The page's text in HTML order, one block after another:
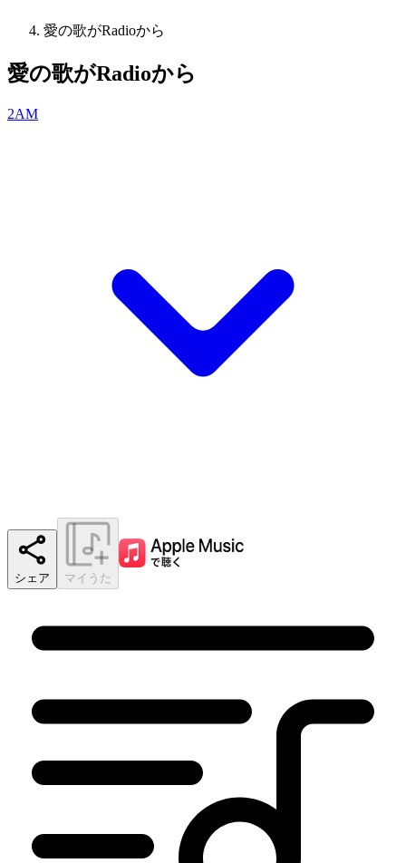
愛の歌がRadioから
愛の歌がRadioから
2AM
シェア マイうた